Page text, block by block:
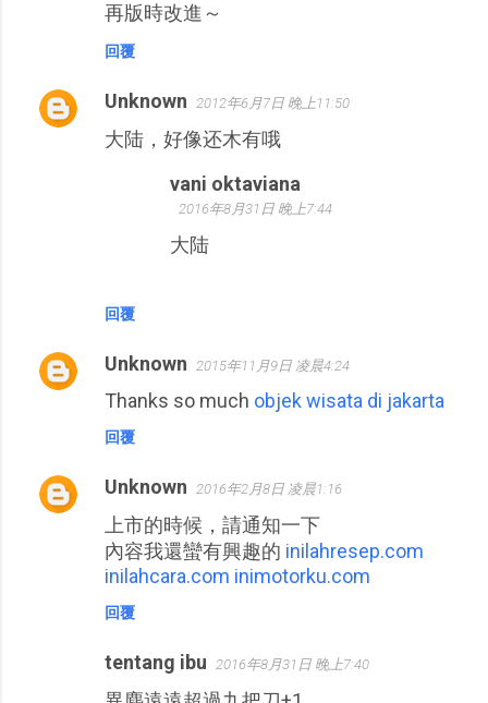
再版時改進～
回覆
Unknown 2012年6月7日 晚上11:50
大陆，好像还木有哦
回覆
vani oktaviana
2016年8月31日 晚上7:44
大陆
Unknown 2015年11月9日 凌晨4:24
Thanks so much objek wisata di jakarta
回覆
Unknown 2016年2月8日 凌晨1:16
上市的時候，請通知一下
內容我還蠻有興趣的 inilahresep.com
inilahcara.com inimotorku.com
回覆
tentang ibu 2016年8月31日 晚上7:40